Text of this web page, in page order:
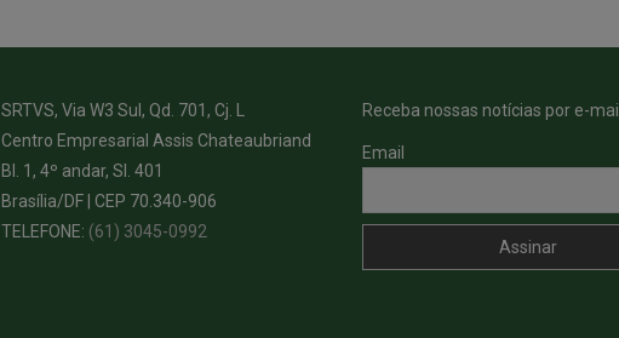
SRTVS, Via W3 Sul, Qd. 701, Cj. L
Centro Empresarial Assis Chateaubriand
Bl. 1, 4º andar, Sl. 401
Brasília/DF | CEP 70.340-906
TELEFONE: (61) 3045-0992
Receba nossas notícias por e-
Email